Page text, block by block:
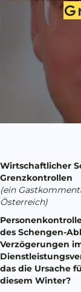
Wirtschaftlicher
Grenzkontrollen
(ein
Österreich)
des Schengen-
Verzögerungen
das die Ursache
diesem Winter?